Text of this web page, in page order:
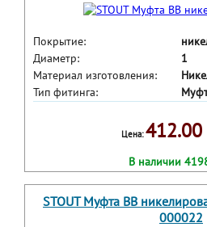
Покрытие:
Диаметр:
1
Материал изготовления:
Тип фитинга:
Цена:412.00
В наличии
STOUT Муфта ВВ
000022